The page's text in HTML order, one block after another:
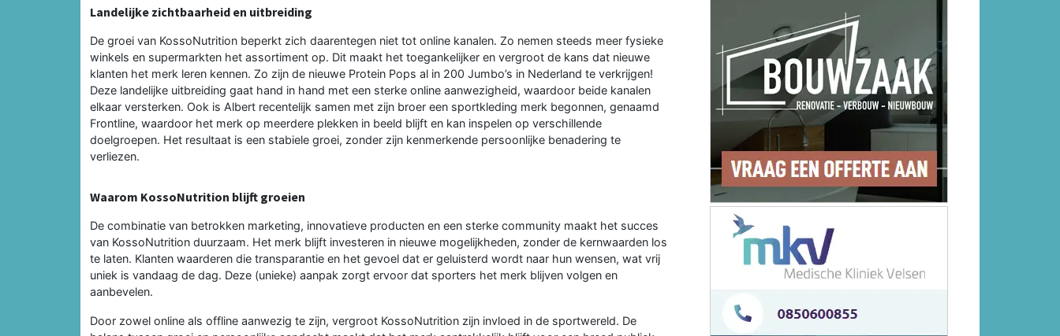
Landelijke zichtbaarheid en uitbreiding
De groei van KossoNutrition beperkt zich daarentegen niet tot online kanalen. Zo nemen steeds meer fysieke
winkels en supermarkten het assortiment op. Dit maakt het toegankelijker en vergroot de kans dat nieuwe
klanten het merk leren kennen. Zo zijn de nieuwe Protein Pops al in 200 Jumbo’s in Nederland te verkrijgen!
Deze landelijke uitbreiding gaat hand in hand met een sterke online aanwezigheid, waardoor beide kanalen
elkaar versterken. Ook is Albert recentelijk samen met zijn broer een sportkleding merk begonnen, genaamd
Frontline, waardoor het merk op meerdere plekken in beeld blijft en kan inspelen op verschillende
doelgroepen. Het resultaat is een stabiele groei, zonder zijn kenmerkende persoonlijke benadering te
verliezen.
Waarom KossoNutrition blijft groeien
De combinatie van betrokken marketing, innovatieve producten en een sterke community maakt het succes
van KossoNutrition duurzaam. Het merk blijft investeren in nieuwe mogelijkheden, zonder de kernwaarden los
te laten. Klanten waarderen die transparantie en het gevoel dat er geluisterd wordt naar hun wensen, wat vrij
uniek is vandaag de dag. Deze (unieke) aanpak zorgt ervoor dat sporters het merk blijven volgen en
aanbevelen.
Door zowel online als offline aanwezig te zijn, vergroot KossoNutrition zijn invloed in de sportwereld. De